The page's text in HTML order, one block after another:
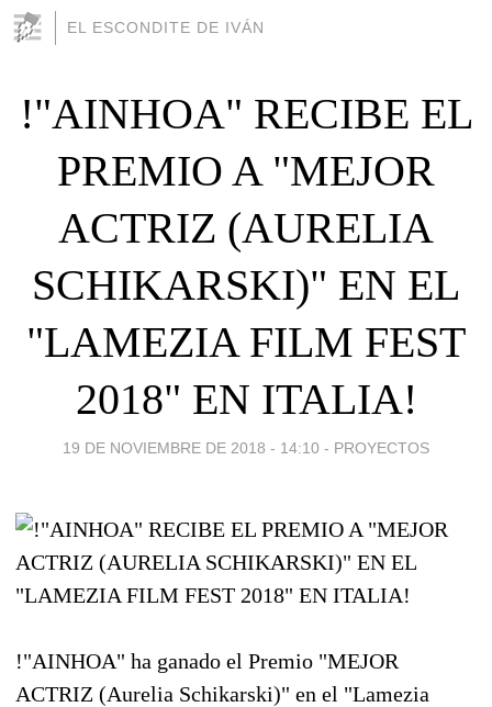
EL ESCONDITE DE IVÁN
!"AINHOA" RECIBE EL
PREMIO A "MEJOR
ACTRIZ (AURELIA
SCHIKARSKI)" EN EL
"LAMEZIA FILM FEST
2018" EN ITALIA!
19 DE NOVIEMBRE DE 2018 - 14:10 - PROYECTOS
!"AINHOA" ha ganado el Premio "MEJOR
ACTRIZ (Aurelia Schikarski)" en el "Lamezia